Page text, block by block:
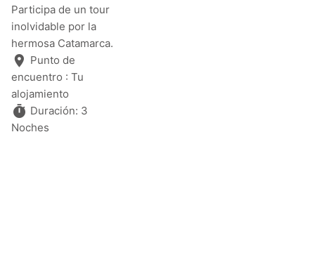
Participa de un tour
inolvidable por la
hermosa Catamarca.
Punto de
encuentro : Tu
alojamiento
Duración: 3
Noches